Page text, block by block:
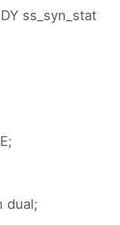
ss_syn_stat
dual;